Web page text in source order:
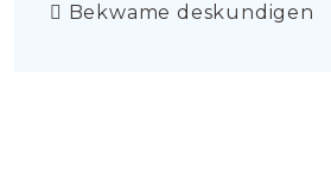
Bekwame deskundigen